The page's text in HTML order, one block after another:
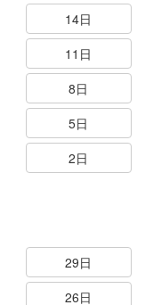
14日
11日
8日
5日
2日
29日
26日